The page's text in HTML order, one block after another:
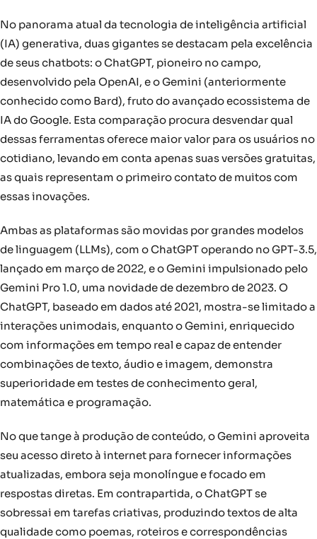
No panorama atual da tecnologia de inteligência artificial
(IA) generativa, duas gigantes se destacam pela excelência
de seus chatbots: o ChatGPT, pioneiro no campo,
desenvolvido pela OpenAI, e o Gemini (anteriormente
conhecido como Bard), fruto do avançado ecossistema de
IA do Google. Esta comparação procura desvendar qual
dessas ferramentas oferece maior valor para os usuários no
cotidiano, levando em conta apenas suas versões gratuitas,
as quais representam o primeiro contato de muitos com
essas inovações.
Ambas as plataformas são movidas por grandes modelos
de linguagem (LLMs), com o ChatGPT operando no GPT-3.5,
lançado em março de 2022, e o Gemini impulsionado pelo
Gemini Pro 1.0, uma novidade de dezembro de 2023. O
ChatGPT, baseado em dados até 2021, mostra-se limitado a
interações unimodais, enquanto o Gemini, enriquecido
com informações em tempo real e capaz de entender
combinações de texto, áudio e imagem, demonstra
superioridade em testes de conhecimento geral,
matemática e programação.
No que tange à produção de conteúdo, o Gemini aproveita
seu acesso direto à internet para fornecer informações
atualizadas, embora seja monolíngue e focado em
respostas diretas. Em contrapartida, o ChatGPT se
sobressai em tarefas criativas, produzindo textos de alta
qualidade como poemas, roteiros e correspondências